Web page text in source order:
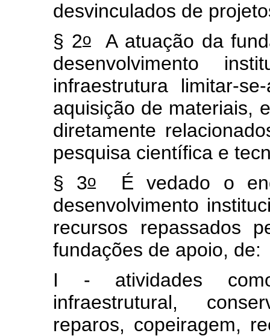
desvinculados de
§ 2oA atuação da
desenvolvimento
infraestrutura limitar-
aquisição de materiais,
diretamente
pesquisa científica e
§ 3oÉ vedado o
desenvolvimento
recursos repassados
fundações de apoio, de:
I - atividades
infraestrutural,
reparos, copeiragem,